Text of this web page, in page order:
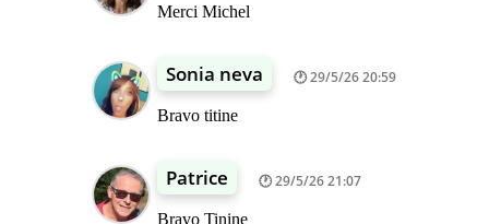
Merci Michel
Sonia neva 29/5/26 20:59
Bravo titine
Patrice 29/5/26 21:07
Bravo Tinine